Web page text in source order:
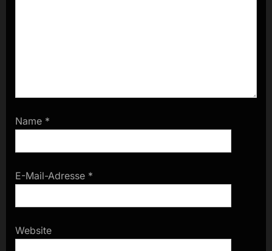
Name *
E-Mail-Adresse *
Website